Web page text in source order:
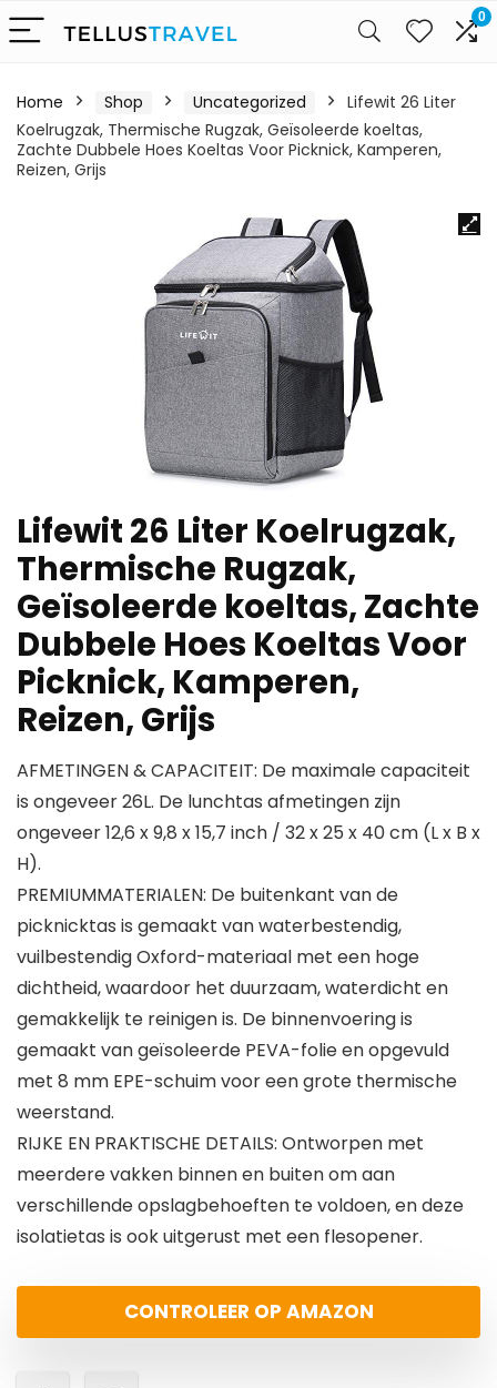
0
Home Shop Uncategorized
Lifewit 26 Liter
Koelrugzak, Thermische Rugzak, Geïsoleerde koeltas,
Zachte Dubbele Hoes Koeltas Voor Picknick, Kamperen,
Reizen, Grijs
Lifewit 26 Liter Koelrugzak,
Thermische Rugzak,
Geïsoleerde koeltas, Zachte
Dubbele Hoes Koeltas Voor
Picknick, Kamperen,
Reizen, Grijs
AFMETINGEN & CAPACITEIT: De maximale capaciteit
is ongeveer 26L. De lunchtas afmetingen zijn
ongeveer 12,6 x 9,8 x 15,7 inch / 32 x 25 x 40 cm (L x B x
H).
PREMIUMMATERIALEN: De buitenkant van de
picknicktas is gemaakt van waterbestendig,
vuilbestendig Oxford-materiaal met een hoge
dichtheid, waardoor het duurzaam, waterdicht en
gemakkelijk te reinigen is. De binnenvoering is
gemaakt van geïsoleerde PEVA-folie en opgevuld
met 8 mm EPE-schuim voor een grote thermische
weerstand.
RIJKE EN PRAKTISCHE DETAILS: Ontworpen met
meerdere vakken binnen en buiten om aan
verschillende opslagbehoeften te voldoen, en deze
isolatietas is ook uitgerust met een flesopener.
CONTROLEER OP AMAZON